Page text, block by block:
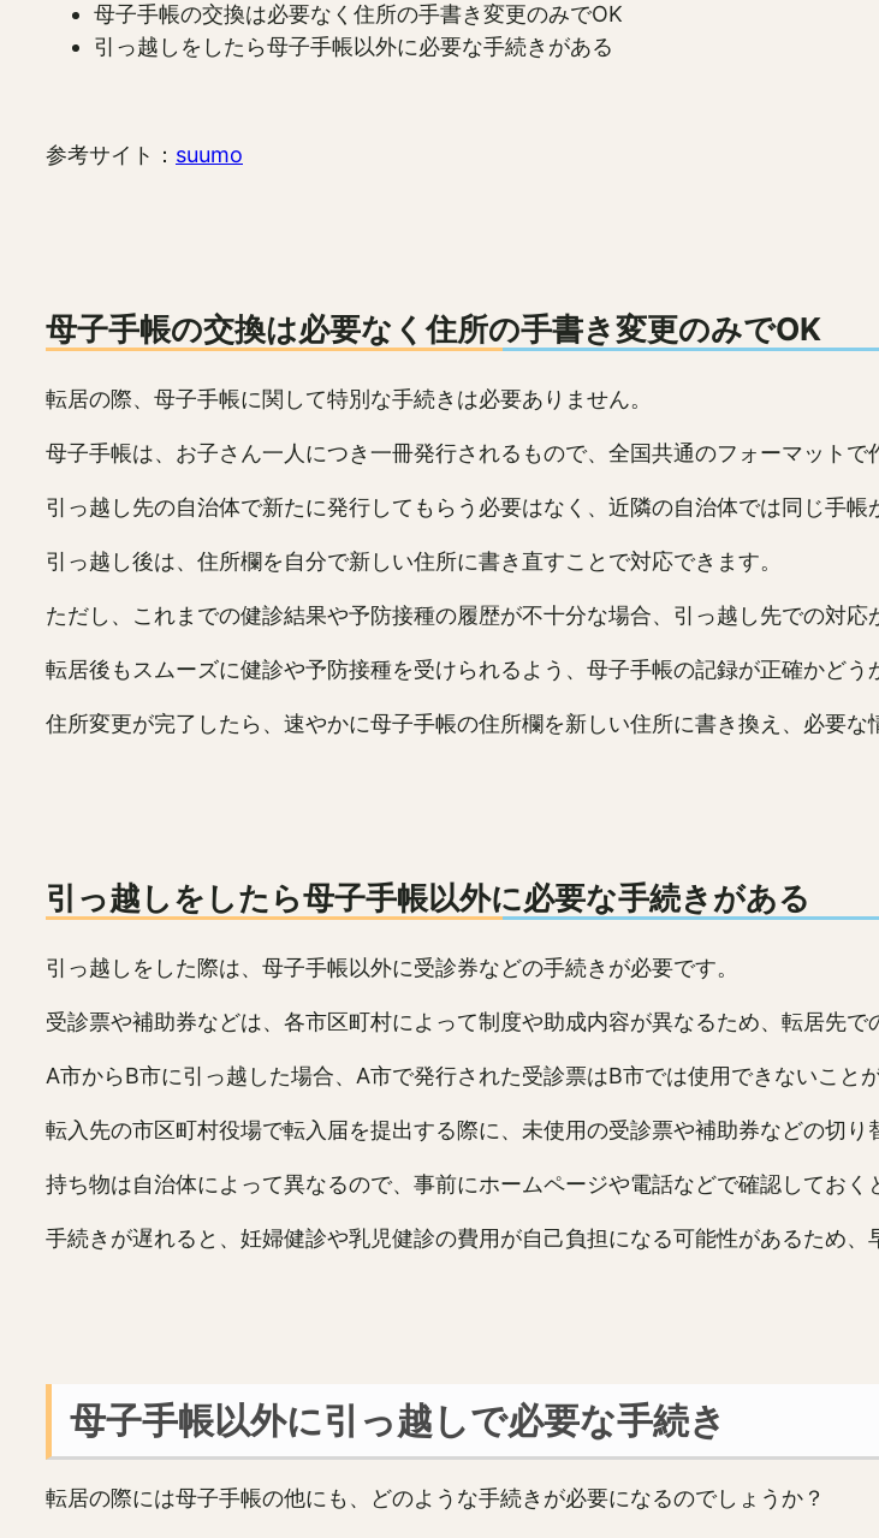
母子手帳の交換は必要なく住所の手書き変更のみでOK
引っ越しをしたら母子手帳以外に必要な手続きがある
参考サイト： suumo
母子手帳の交換は必要なく住所の手書き変更のみでOK
転居の際、母子手帳に関して特別な手続きは必要ありません。
母子手帳は、お子さん一人につき一冊発行されるもので、全国共通のフォーマットで
引っ越し先の自治体で新たに発行してもらう必要はなく、近隣の自治体では同じ手帳
引っ越し後は、住所欄を自分で新しい住所に書き直すことで対応できます。
ただし、これまでの健診結果や予防接種の履歴が不十分な場合、引っ越し先での対応
転居後もスムーズに健診や予防接種を受けられるよう、母子手帳の記録が正確かどう
住所変更が完了したら、速やかに母子手帳の住所欄を新しい住所に書き換え、必要な
引っ越しをしたら母子手帳以外に必要な手続きがある
引っ越しをした際は、母子手帳以外に受診券などの手続きが必要です。
受診票や補助券などは、各市区町村によって制度や助成内容が異なるため、転居先で
A市からB市に引っ越した場合、A市で発行された受診票はB市では使用できないこと
転入先の市区町村役場で転入届を提出する際に、未使用の受診票や補助券などの切り
持ち物は自治体によって異なるので、事前にホームページや電話などで確認しておく
手続きが遅れると、妊婦健診や乳児健診の費用が自己負担になる可能性があるため、
母子手帳以外に引っ越しで必要な手続き
転居の際には母子手帳の他にも、どのような手続きが必要になるのでしょうか？